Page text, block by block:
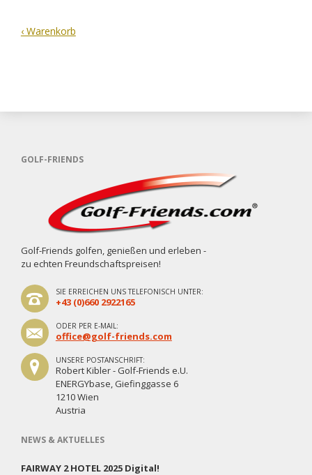
‹ Warenkorb
GOLF-FRIENDS
Golf-Friends golfen, genießen und erleben -
zu echten Freundschaftspreisen!
SIE ERREICHEN UNS TELEFONISCH UNTER:
+43 (0)660 2922165
ODER PER E-MAIL:
office@golf-friends.com
UNSERE POSTANSCHRIFT:
Robert Kibler - Golf-Friends e.U.
ENERGYbase, Giefinggasse 6
1210 Wien
Austria
NEWS & AKTUELLES
FAIRWAY 2 HOTEL 2025 Digital!